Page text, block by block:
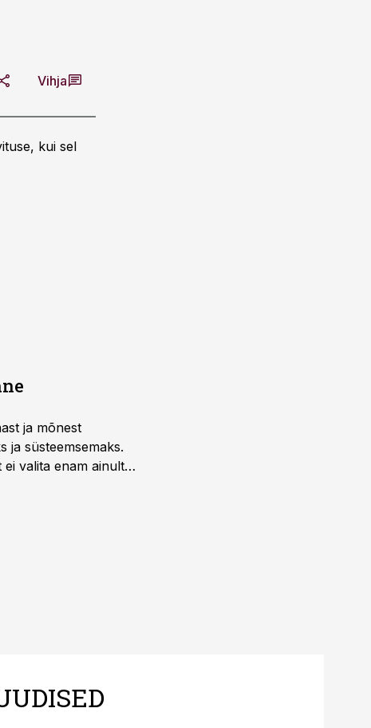
Vihja
kui sel
ja mõnest
ja süsteemsemaks.
valita enam ainult